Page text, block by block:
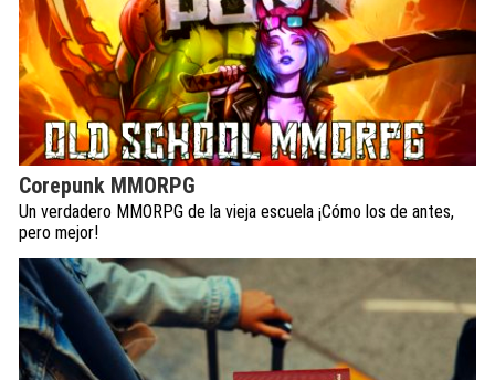
Corepunk MMORPG
Un verdadero MMORPG de la vieja escuela ¡Cómo los de antes,
pero mejor!